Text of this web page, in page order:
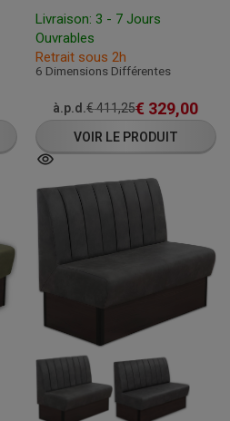
Livraison: 3 - 7 Jours
Ouvrables
Retrait sous 2h
6 Dimensions Différentes
à.p.d.€411,25€ 329,00
VOIR LE PRODUIT